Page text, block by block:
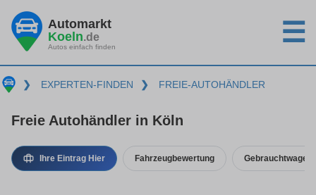
Automarkt
Koeln.de
Autos einfach finden ☰
❯ EXPERTEN-FINDEN ❯ FREIE-AUTOHÄNDLER
Freie Autohändler in Köln
Ihre Eintrag Hier Fahrzeugbewertung